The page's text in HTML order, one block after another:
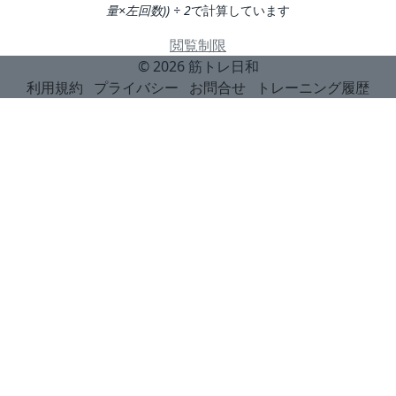
量×左回数)) ÷ 2で計算しています
閲覧制限
© 2026 筋トレ日和
利用規約
プライバシー お問合せ トレーニング履歴